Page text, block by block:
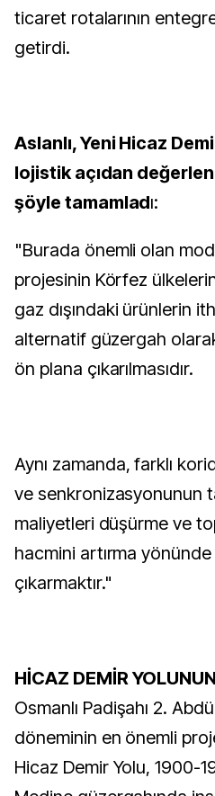
ticaret rotalarının
getirdi.
Aslanlı, Yeni Hicaz
lojistik açıdan
şöyle tamamladı:
"Burada önemli olan
projesinin Körfez
gaz dışındaki ürünlerin
alternatif güzergah
ön plana çıkarılmasıdır.
Aynı zamanda, farklı
ve senkronizasyonunun
maliyetleri düşürme ve
hacmini artırma
çıkarmaktır."
HİCAZ DEMİR
Osmanlı Padişahı 2.
döneminin en önemli
Hicaz Demir Yolu, 1900-